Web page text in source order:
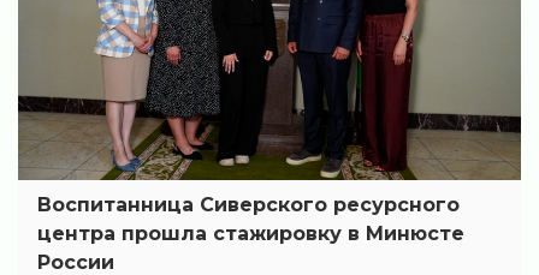
Воспитанница Сиверского ресурсного
центра прошла стажировку в Минюсте
России